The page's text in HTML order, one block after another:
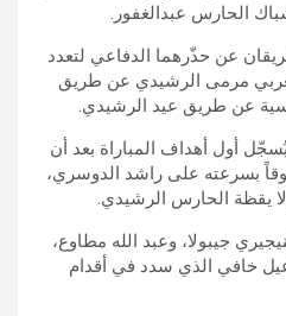
الحارس عبدالغفور.
عن حذّرهما الدفاعي لتعدد
مرمى الرشيدي عن طريق
عن طريق عيد الرشيدي.
ايوالا أن يُسجّل أول أهداف المباراة بعد أن
بسرعته على راشد الدوسري،
يقظة الحارس الرشيدي.
جيبولا، وعبد الله مطاوع،
خافي الذي سدد في أقدام